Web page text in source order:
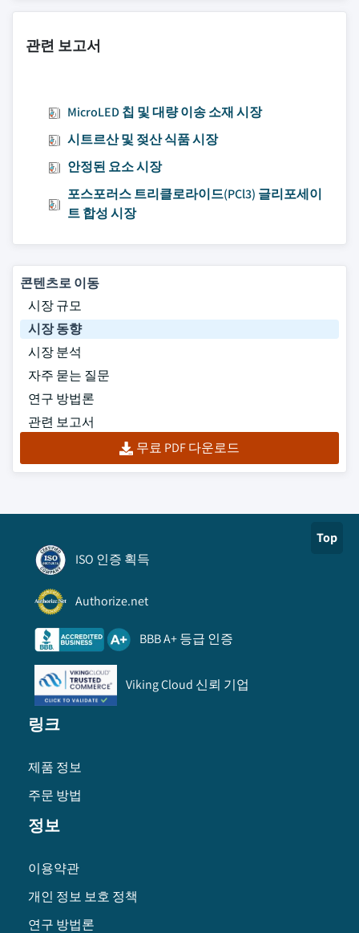
관련 보고서
MicroLED 칩 및 대량 이송 소재 시장
시트르산 및 젖산 식품 시장
안정된 요소 시장
포스포러스 트리클로라이드(PCl3) 글리포세이
트 합성 시장
콘텐츠로 이동
시장 규모
시장 동향
시장 분석
자주 묻는 질문
연구 방법론
관련 보고서
무료 PDF 다운로드
Top
ISO 인증 획득
Authorize.net
BBB A+ 등급 인증
Viking Cloud 신뢰 기업
링크
제품 정보
주문 방법
정보
이용약관
개인 정보 보호 정책
연구 방법론